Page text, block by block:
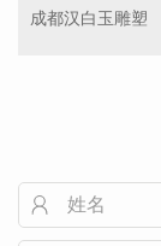
成都汉白玉雕塑